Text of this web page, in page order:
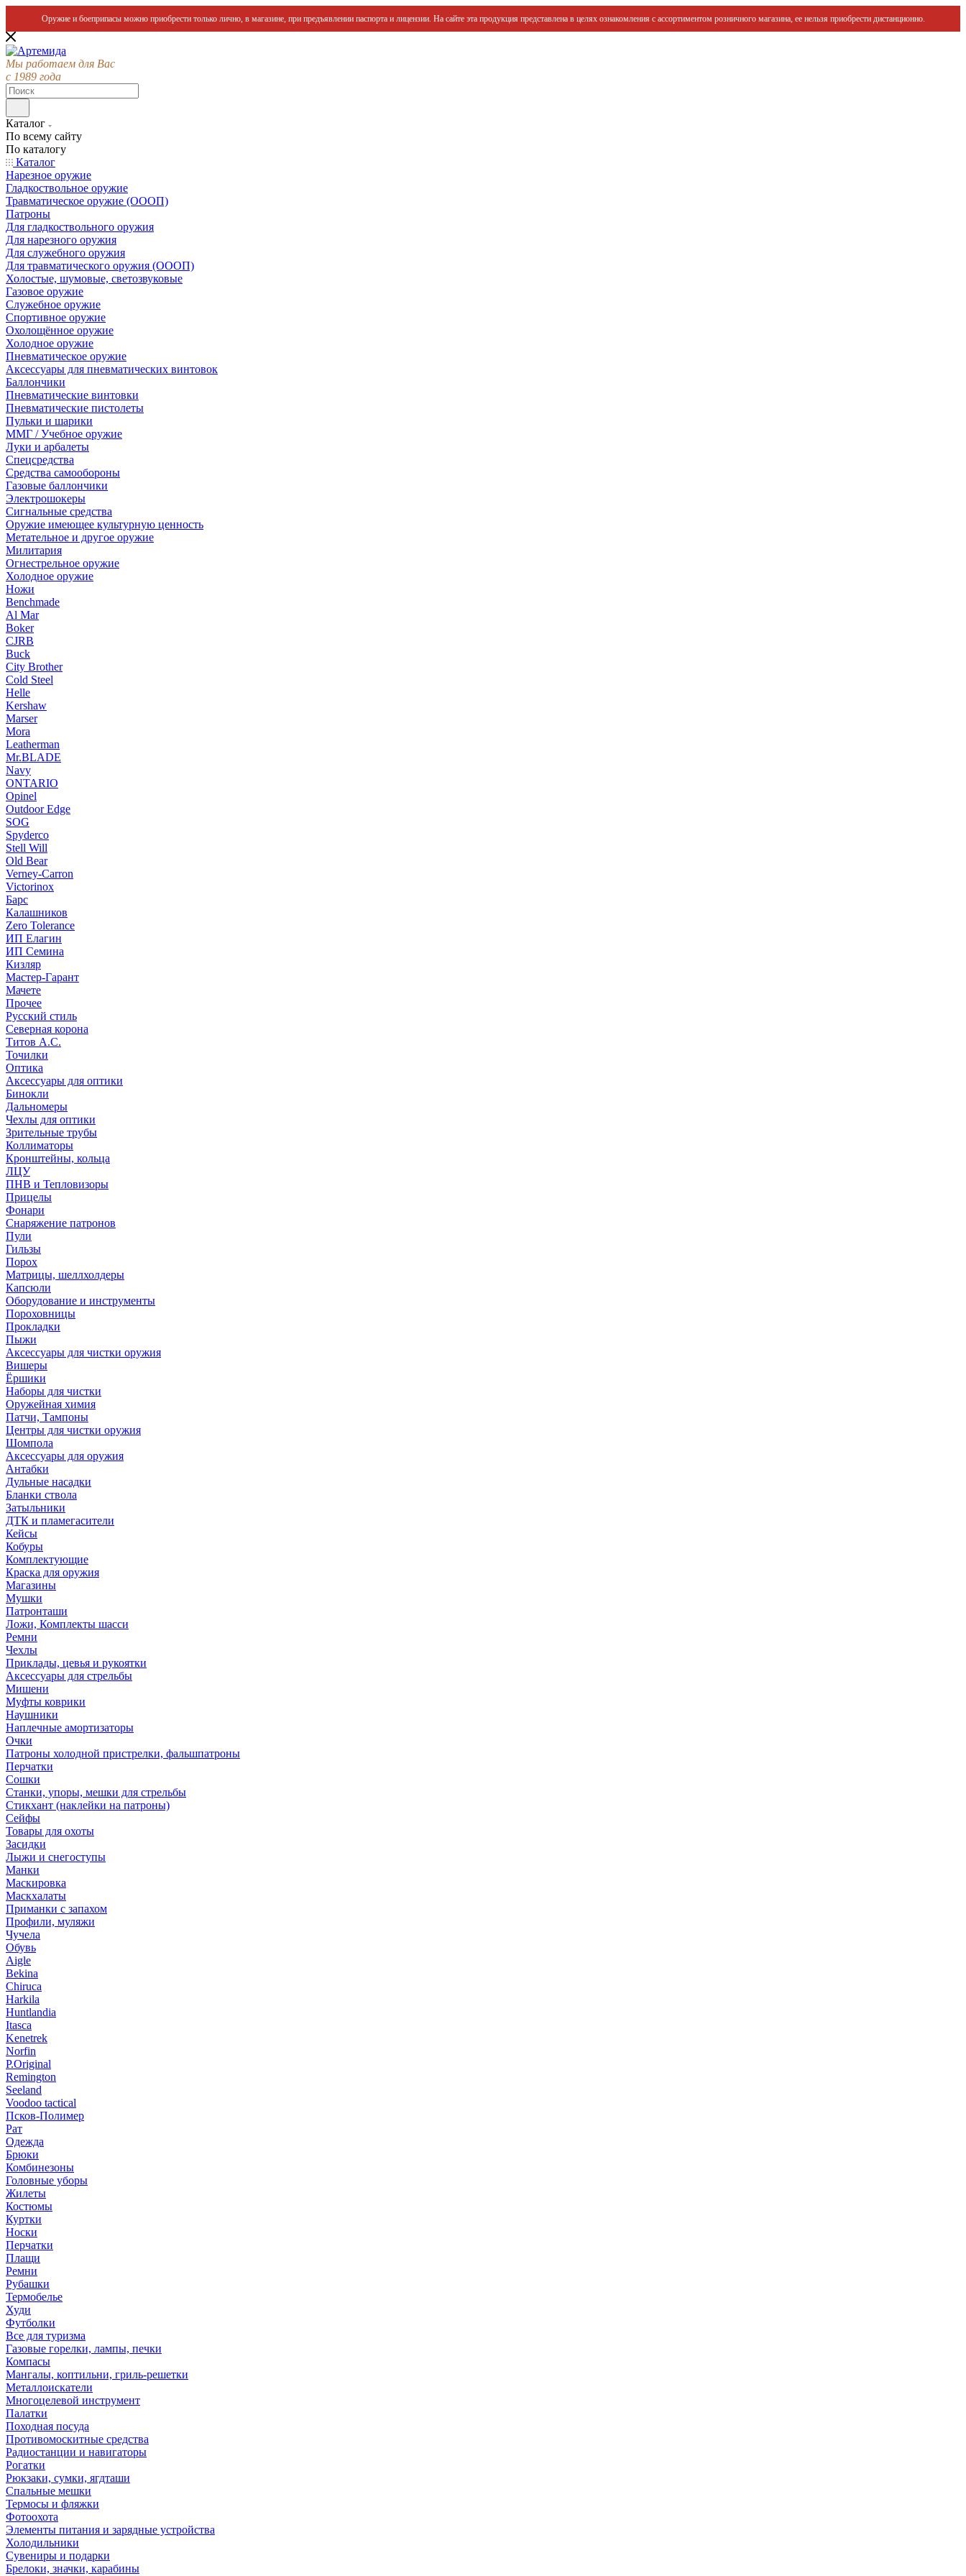
Оружие и боеприпасы можно приобрести только лично, в магазине, при предъявлении паспорта и лицензии. На сайте эта продукция представлена в целях ознакомления с ассортиментом розничного магазина, ее нельзя приобрести дистанционно.
Мы работаем для Вас
с 1989 года
Каталог
По всему сайту
По каталогу
Каталог
Нарезное оружие
Гладкоствольное оружие
Травматическое оружие (ОООП)
Патроны
Для гладкоствольного оружия
Для нарезного оружия
Для служебного оружия
Для травматического оружия (ОООП)
Холостые, шумовые, светозвуковые
Газовое оружие
Служебное оружие
Спортивное оружие
Охолощённое оружие
Холодное оружие
Пневматическое оружие
Аксессуары для пневматических винтовок
Баллончики
Пневматические винтовки
Пневматические пистолеты
Пульки и шарики
ММГ / Учебное оружие
Луки и арбалеты
Спецсредства
Средства самообороны
Газовые баллончики
Электрошокеры
Сигнальные средства
Оружие имеющее культурную ценность
Метательное и другое оружие
Милитария
Огнестрельное оружие
Холодное оружие
Ножи
Benchmade
Al Mar
Boker
CJRB
Buck
City Brother
Cold Steel
Helle
Kershaw
Marser
Mora
Leatherman
Mr.BLADE
Navy
ONTARIO
Opinel
Outdoor Edge
SOG
Spyderco
Stell Will
Old Bear
Verney-Carron
Victorinox
Барс
Калашников
Zero Tolerance
ИП Елагин
ИП Семина
Кизляр
Мастер-Гарант
Мачете
Прочее
Русский стиль
Северная корона
Титов А.С.
Точилки
Оптика
Аксессуары для оптики
Бинокли
Дальномеры
Чехлы для оптики
Зрительные трубы
Коллиматоры
Кронштейны, кольца
ЛЦУ
ПНВ и Тепловизоры
Прицелы
Фонари
Снаряжение патронов
Пули
Гильзы
Порох
Матрицы, шеллхолдеры
Капсюли
Оборудование и инструменты
Пороховницы
Прокладки
Пыжи
Аксессуары для чистки оружия
Вишеры
Ёршики
Наборы для чистки
Оружейная химия
Патчи, Тампоны
Центры для чистки оружия
Шомпола
Аксессуары для оружия
Антабки
Дульные насадки
Бланки ствола
Затыльники
ДТК и пламегасители
Кейсы
Кобуры
Комплектующие
Краска для оружия
Магазины
Мушки
Патронташи
Ложи, Комплекты шасси
Ремни
Чехлы
Приклады, цевья и рукоятки
Аксессуары для стрельбы
Мишени
Муфты коврики
Наушники
Наплечные амортизаторы
Очки
Патроны холодной пристрелки, фальшпатроны
Перчатки
Сошки
Станки, упоры, мешки для стрельбы
Стикхант (наклейки на патроны)
Сейфы
Товары для охоты
Засидки
Лыжи и снегоступы
Манки
Маскировка
Маскхалаты
Приманки с запахом
Профили, муляжи
Чучела
Обувь
Aigle
Bekina
Chiruсa
Harkila
Huntlandia
Itasca
Kenetrek
Norfin
P.Original
Remington
Seeland
Voodoo tactical
Псков-Полимер
Рат
Одежда
Брюки
Комбинезоны
Головные уборы
Жилеты
Костюмы
Куртки
Носки
Перчатки
Плащи
Ремни
Рубашки
Термобелье
Худи
Футболки
Все для туризма
Газовые горелки, лампы, печки
Компасы
Мангалы, коптильни, гриль-решетки
Металлоискатели
Многоцелевой инструмент
Палатки
Походная посуда
Противомоскитные средства
Радиостанции и навигаторы
Рогатки
Рюкзаки, сумки, ягдташи
Спальные мешки
Термосы и фляжки
Фотоохота
Элементы питания и зарядные устройства
Холодильники
Сувениры и подарки
Брелоки, значки, карабины